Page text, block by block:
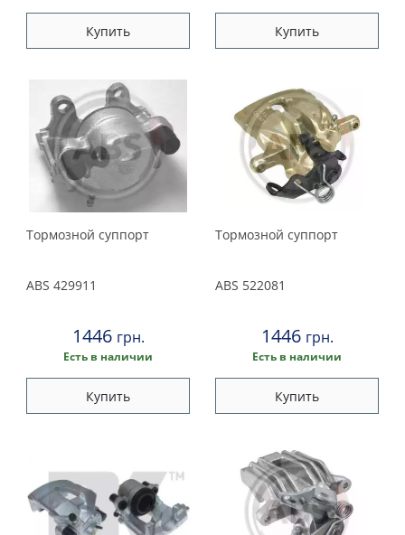
Купить Купить
Тормозной суппорт
ABS 429911
1446 грн.
Есть в наличии
Купить
Тормозной суппорт
ABS 522081
1446 грн.
Есть в наличии
Купить